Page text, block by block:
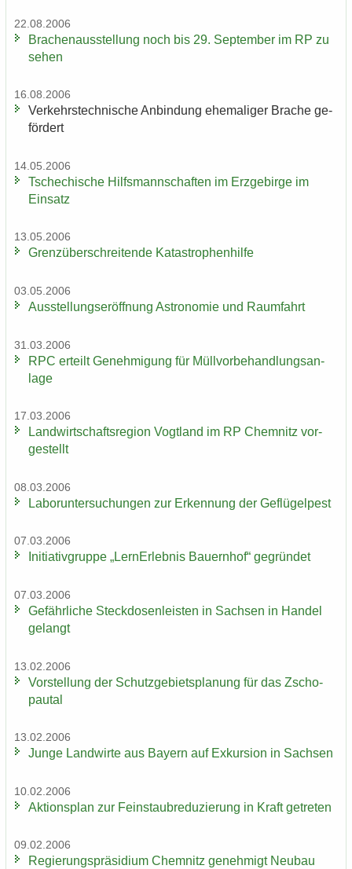
22.08.2006
Bra­chen­aus­stel­lung noch bis 29. Sep­tem­ber im RP zu
sehen
16.08.2006
Ver­kehrs­tech­ni­sche An­bin­dung ehe­ma­li­ger Bra­che ge­
för­dert
14.05.2006
Tsche­chi­sche Hilfs­mann­schaf­ten im Erz­ge­bir­ge im
Ein­satz
13.05.2006
Grenz­über­schrei­ten­de Ka­ta­stro­phen­hil­fe
03.05.2006
Aus­stel­lungs­er­öff­nung As­tro­no­mie und Raum­fahrt
31.03.2006
RPC er­teilt Ge­neh­mi­gung für Müll­vor­be­hand­lungs­an­
la­ge
17.03.2006
Land­wirt­schafts­re­gi­on Vogt­land im RP Chem­nitz vor­
ge­stellt
08.03.2006
La­bor­un­ter­su­chun­gen zur Er­ken­nung der Ge­flü­gel­pest
07.03.2006
In­itia­tiv­grup­pe „Lern­Erleb­nis Bau­ern­hof“ ge­grün­det
07.03.2006
Ge­fähr­li­che Steck­do­sen­leis­ten in Sach­sen in Han­del
ge­langt
13.02.2006
Vor­stel­lung der Schutz­ge­biets­pla­nung für das Zscho­
pau­tal
13.02.2006
Junge Land­wir­te aus Bay­ern auf Ex­kur­si­on in Sach­sen
10.02.2006
Ak­ti­ons­plan zur Fein­staub­re­du­zie­rung in Kraft ge­tre­ten
09.02.2006
Re­gie­rungs­prä­si­di­um Chem­nitz ge­neh­migt Neu­bau